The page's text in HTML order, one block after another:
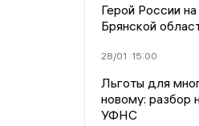
Герой России
Брянской
28/01 15:00
Льготы для
новому: разбор
УФНС